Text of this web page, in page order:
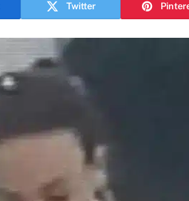
Twitter